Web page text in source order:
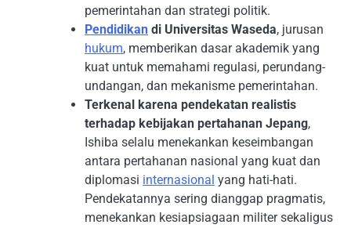
pemerintahan dan strategi politik.
Pendidikan di Universitas Waseda, jurusan
hukum, memberikan dasar akademik yang
kuat untuk memahami regulasi, perundang-
undangan, dan mekanisme pemerintahan.
Terkenal karena pendekatan realistis
terhadap kebijakan pertahanan Jepang,
Ishiba selalu menekankan keseimbangan
antara pertahanan nasional yang kuat dan
diplomasi internasional yang hati-hati.
Pendekatannya sering dianggap pragmatis,
menekankan kesiapsiagaan militer sekaligus